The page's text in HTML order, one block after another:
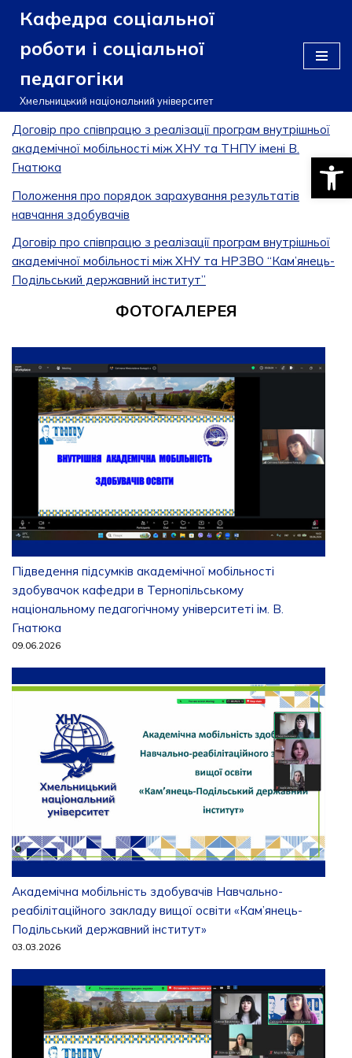
Перейти
до
вмісту
Кафедра соціальної
роботи і соціальної
педагогіки
Хмельницький національний університет
Договір про співпрацю з реалізації програм внутрішньої
академічної мобільності між ХНУ та ТНПУ імені В.
Гнатюка
Положення про порядок зарахування результатів
навчання здобувачів
Договір про співпрацю з реалізації програм внутрішньої
академічної мобільності між ХНУ та НРЗВО “Кам’янець-
Подільський державний інститут”
ФОТОГАЛЕРЕЯ
Підведення підсумків академічної мобільності
здобувачок кафедри в Тернопільському
національному педагогічному університеті ім. В.
Гнатюка
09.06.2026
Академічна мобільність здобувачів Навчально-
реабілітаційного закладу вищої освіти «Кам’янець-
Подільський державний інститут»
03.03.2026